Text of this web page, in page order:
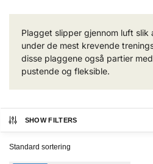
Plagget slipper gjennom luft slik
under de mest krevende
disse plaggene også partier
pustende og fleksible.
SHOW FILTERS